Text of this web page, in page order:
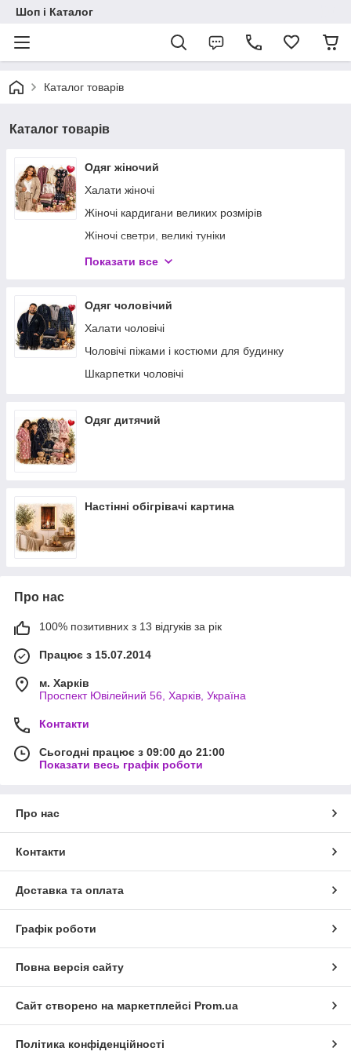
Шоп і Каталог
Каталог товарів
Каталог товарів
Одяг жіночий
Халати жіночі
Жіночі кардигани великих розмірів
Жіночі светри, великі туніки
Жіночі літні туніки великих розмірів
Махрові піжами
Костюми жіночі великих розмірів
Нічні сорочки жіночі
Комплекти жіночі з бриджами
Велюрові костюми
Показати все
Одяг чоловічий
Халати чоловічі
Чоловічі піжами і костюми для будинку
Шкарпетки чоловічі
Одяг дитячий
Настінні обігрівачі картина
Про нас
100% позитивних з 13 відгуків за рік
Працює з 15.07.2014
м. Харків
Проспект Ювілейний 56, Харків, Україна
Контакти
Сьогодні працює з 09:00 до 21:00
Показати весь графік роботи
Про нас
Контакти
Доставка та оплата
Графік роботи
Повна версія сайту
Сайт створено на маркетплейсі Prom.ua
Політика конфіденційності